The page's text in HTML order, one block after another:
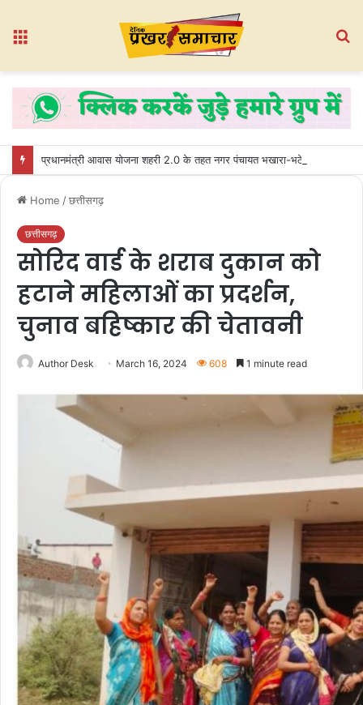
Home /छत्तीसगढ़
छत्तीसगढ़
सोरिद वार्ड के शराब दुकान को
हटाने महिलाओं का प्रदर्शन,
चुनाव बहिष्कार की चेतावनी
Author Desk March 16, 2024 608 1 minute read